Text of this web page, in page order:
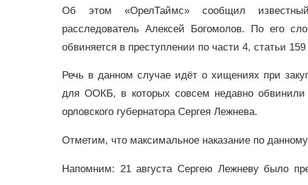
Об этом «ОрелТаймс» сообщил
расследователь Алексей Богомолов. По его
обвиняется в преступлении по части 4, статьи
Речь в данном случае идёт о хищениях при
для ООКБ, в которых совсем недавно обвинили
орловского губернатора Сергея Лежнева.
Отметим, что максимальное наказание по
Напомним: 21 августа Сергею Лежневу было